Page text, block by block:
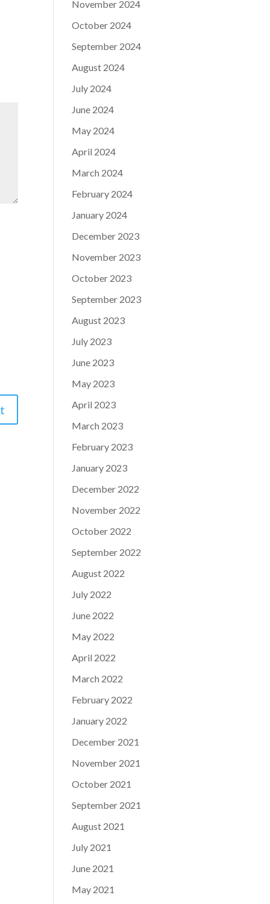
November 2024
October 2024
September 2024
August 2024
July 2024
June 2024
May 2024
April 2024
March 2024
February 2024
January 2024
December 2023
November 2023
October 2023
September 2023
August 2023
July 2023
June 2023
May 2023
April 2023
March 2023
February 2023
January 2023
December 2022
November 2022
October 2022
September 2022
August 2022
July 2022
June 2022
May 2022
April 2022
March 2022
February 2022
January 2022
December 2021
November 2021
October 2021
September 2021
August 2021
July 2021
June 2021
May 2021